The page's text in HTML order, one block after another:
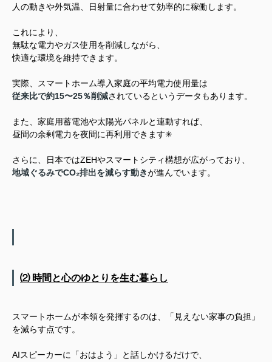
人の動きや外気温、日射量に合わせて効率的に稼働します。
これにより、
無駄な電力やガス使用を削減しながら、
快適な環境を維持できます。
実際、スマートホーム導入家庭の平均電力使用量は
従来比で約15〜25％削減されているというデータもあります。
また、家庭用蓄電池や太陽光パネルと連動すれば、
昼間の余剰電力を夜間に再利用できます✳︎
さらに、日本ではZEHやスマートシティ構想が広がっており、
地域ぐるみでCO₂排出を減らす動きが進んでいます。
⑵ 時間と心のゆとりを生む暮らし
スマートホームが本領を発揮するのは、「見えない家事の負担」
を減らす点です。
AIスピーカーに「おはよう」と話しかけるだけで、